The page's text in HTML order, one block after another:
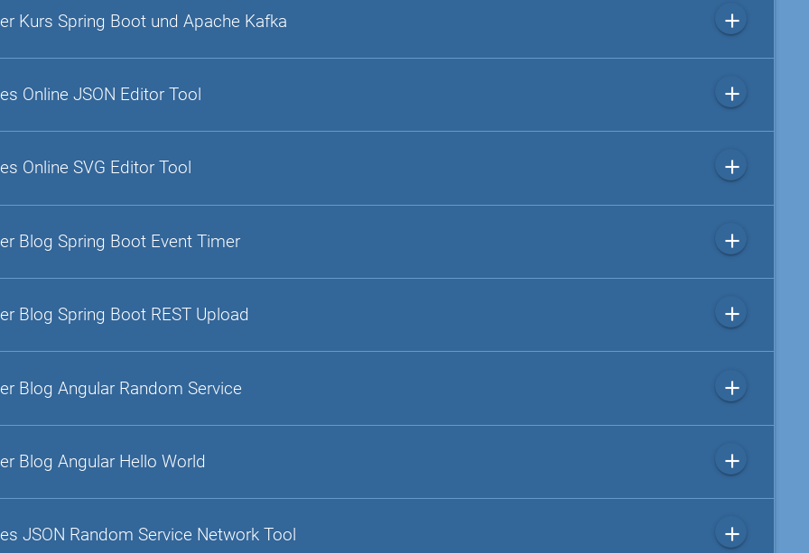
Kurs Spring Boot und Apache Kafka add
Online JSON Editor Tool add
Online SVG Editor Tool add
Blog Spring Boot Event Timer add
Blog Spring Boot REST Upload add
Blog Angular Random Service add
Blog Angular Hello World add
JSON Random Service Network Tool add